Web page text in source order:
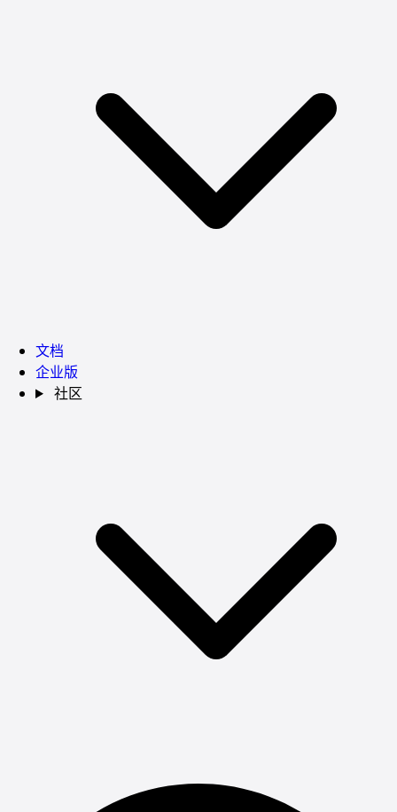
文档
企业版
社区